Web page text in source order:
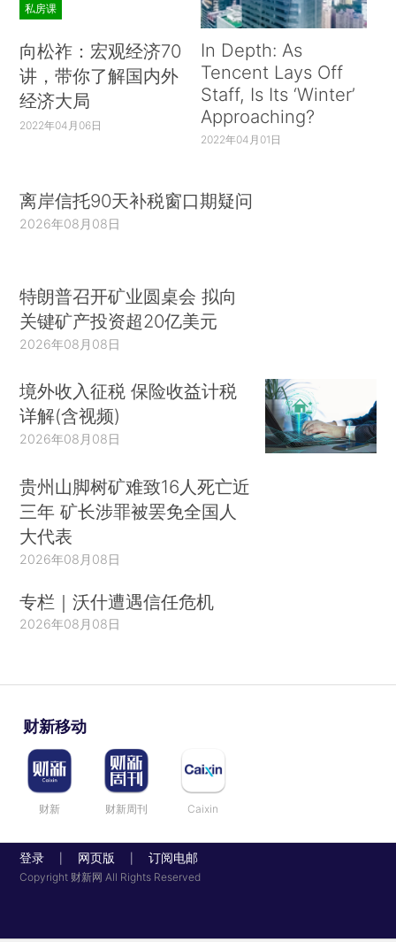
私房课
向松祚：宏观经济70
讲，带你了解国内外
经济大局
2022年04月06日
In Depth: As
Tencent Lays Off
Staff, Is Its ‘Winter’
Approaching?
2022年04月01日
离岸信托90天补税窗口期疑问
2026年08月08日
特朗普召开矿业圆桌会 拟向
关键矿产投资超20亿美元
2026年08月08日
境外收入征税 保险收益计税
详解(含视频)
2026年08月08日
贵州山脚树矿难致16人死亡近
三年 矿长涉罪被罢免全国人
大代表
2026年08月08日
专栏｜沃什遭遇信任危机
2026年08月08日
财新移动
财新 财新周刊 Caixin
登录 网页版 订阅电邮
Copyright 财新网 All Rights Reserved